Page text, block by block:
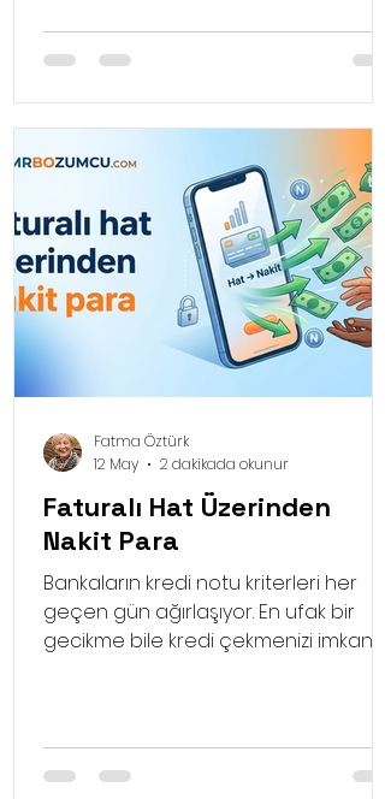
yapmalarına olanak tanır.
Faturalı Hat Üzerinden
Nakit Para
Bankaların kredi notu kriterleri her
geçen gün ağırlaşıyor. En ufak bir
gecikme bile kredi çekmenizi imkansız
değil, hattınızı ne kadar düzenli
ödediğiniz ve operatörünüzün size
Fatma Öztürk
12 May
2 dakikada okunur